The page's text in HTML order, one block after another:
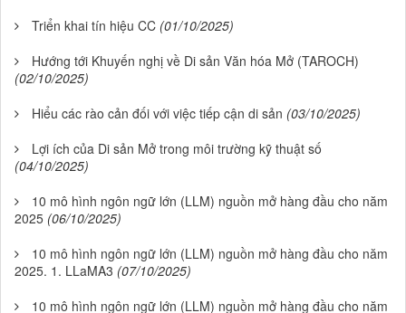
Triển khai tín hiệu CC (01/10/2025)
Hướng tới Khuyến nghị về Di sản Văn hóa Mở (TAROCH)
(02/10/2025)
Hiểu các rào cản đối với việc tiếp cận di sản (03/10/2025)
Lợi ích của Di sản Mở trong môi trường kỹ thuật số
(04/10/2025)
10 mô hình ngôn ngữ lớn (LLM) nguồn mở hàng đầu cho năm
2025 (06/10/2025)
10 mô hình ngôn ngữ lớn (LLM) nguồn mở hàng đầu cho năm
2025. 1. LLaMA3 (07/10/2025)
10 mô hình ngôn ngữ lớn (LLM) nguồn mở hàng đầu cho năm